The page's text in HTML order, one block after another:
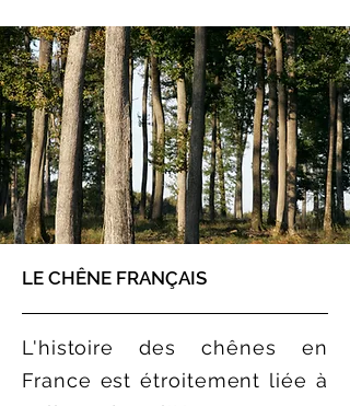
LE CHÊNE FRANÇAIS
L'histoire des chênes en
France est étroitement liée à